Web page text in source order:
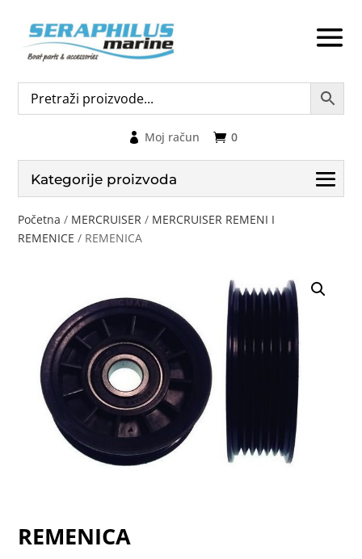
0
Moj račun
Kategorije proizvoda
Početna / MERCRUISER / MERCRUISER REMENI I
REMENICE / REMENICA
REMENICA